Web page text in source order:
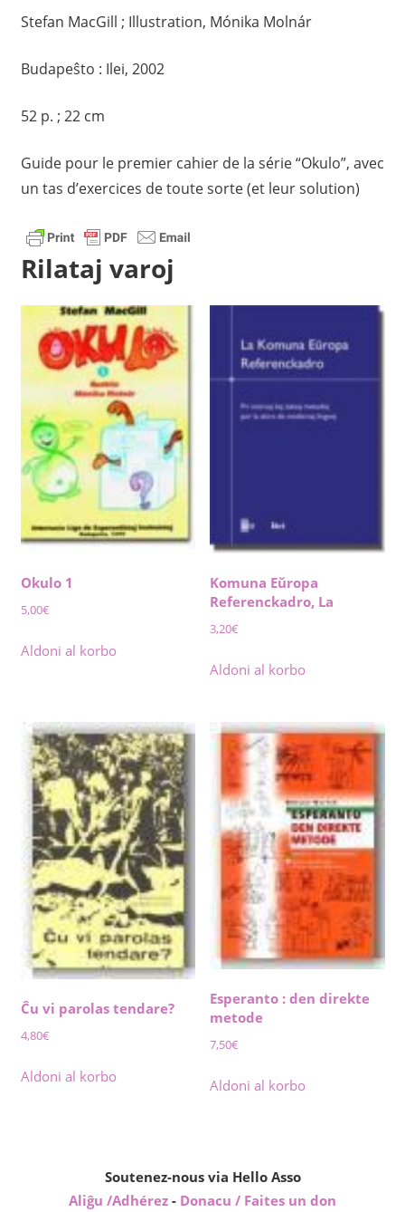
Stefan MacGill ; Illustration, Mónika Molnár
Budapeŝto : Ilei, 2002
52 p. ; 22 cm
Guide pour le premier cahier de la série “Okulo”, avec
un tas d’exercices de toute sorte (et leur solution)
Rilataj varoj
Okulo 1
5,00€
Aldoni al korbo
Komuna Eŭropa
Referenckadro, La
3,20€
Aldoni al korbo
Ĉu vi parolas tendare?
4,80€
Aldoni al korbo
Esperanto : den direkte
metode
7,50€
Aldoni al korbo
Soutenez-nous via Hello Asso
Aliĝu /Adhérez - Donacu / Faites un don